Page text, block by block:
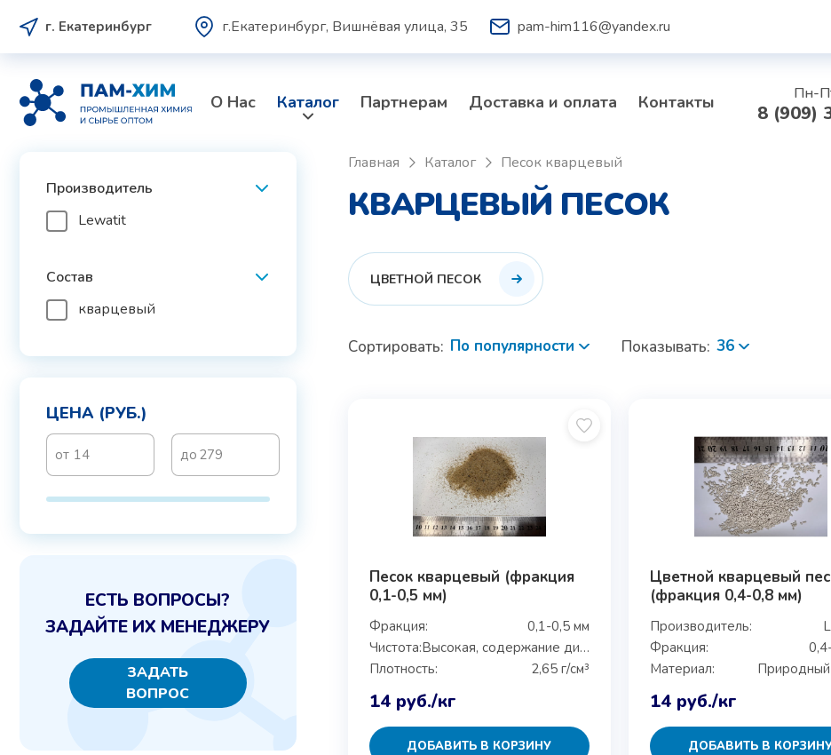
г. Екатеринбург г.Екатеринбург, Вишнёвая улица, 35 pam-him116@yandex.ru
О Нас Каталог Партнерам Доставка и оплата Контакты Пн-
8 (909)
Производитель
Lewatit
Состав
кварцевый
ЦЕНА (РУБ.)
ЕСТЬ ВОПРОСЫ?
ЗАДАЙТЕ ИХ МЕНЕДЖЕРУ
ЗАДАТЬ
ВОПРОС
Главная Каталог Песок кварцевый
КВАРЦЕВЫЙ ПЕСОК
ЦВЕТНОЙ ПЕСОК
Сортировать: По популярности Показывать: 36
Песок кварцевый (фракция
0,1-0,5 мм)
Фракция:
0,1-0,5 мм
Чистота:
Высокая, содержание диоксида кремния более 99%
Плотность:
2,65 г/см³
14 руб./кг
ДОБАВИТЬ В КОРЗИНУ
Цветной кварцевый
(фракция 0,4-0,8 мм)
Производитель:
Фракция:
Материал:
14 руб./кг
ДОБАВИТЬ В